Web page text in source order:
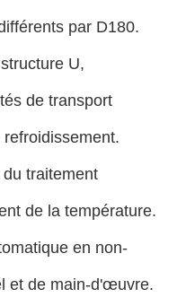
par D180.
U,
de transport
traitement
de la température.
en non-
et de main-d'œuvre.